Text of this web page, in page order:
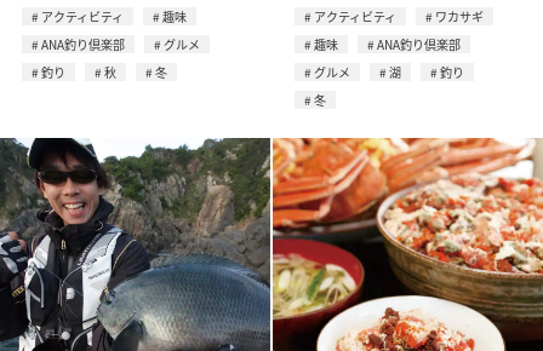
アクティビティ
趣味
ANA釣り倶楽部
グルメ
釣り
秋 冬
アクティビティ
ワカサギ
趣味
ANA釣り倶楽部
グルメ
湖
釣り
冬